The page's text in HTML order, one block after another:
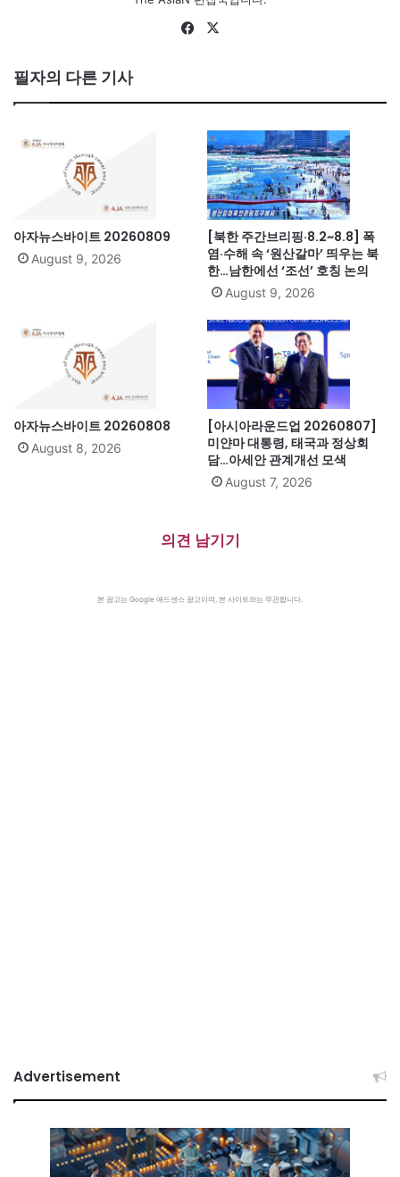
Fa
필자의 다른 기사
아자뉴스바이트 20260809
August 9, 2026
[북한 주간브리핑·8.2~8.8] 폭
염·수해 속 ‘원산갈마’ 띄우는 북
한…남한에선 ‘조선’ 호칭 논의
August 9, 2026
아자뉴스바이트 20260808
August 8, 2026
[아시아라운드업 20260807]
미얀마 대통령, 태국과 정상회
담…아세안 관계개선 모색
August 7, 2026
의견 남기기
본 광고는 Google 애드센스 광고이며, 본 사이트와는 무관합니다.
Advertisement